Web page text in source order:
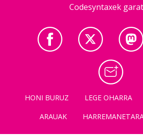
Codesyntaxek
HONI BURUZ LEGE OHARRA
ARAUAK